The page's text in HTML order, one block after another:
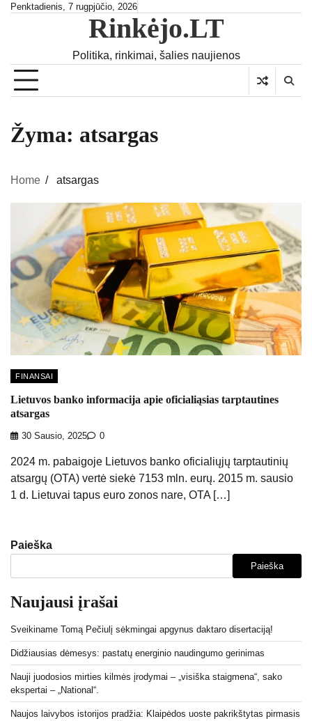
SkipPenktadienis, 7 rugpjūčio, 2026
Rinkėjo.LT
Politika, rinkimai, šalies naujienos
Žyma: atsargas
Home atsargas
FINANSAI
Lietuvos banko informacija apie oficialiąsias tarptautines
atsargas
30 Sausio, 2025 0
2024 m. pabaigoje Lietuvos banko oficialiųjų tarptautinių
atsargų (OTA) vertė siekė 7153 mln. eurų. 2015 m. sausio
1 d. Lietuvai tapus euro zonos nare, OTA […]
Paieška
Paieška
Naujausi įrašai
Sveikiname Tomą Pečiulį sėkmingai apgynus daktaro disertaciją!
Didžiausias dėmesys: pastatų energinio naudingumo gerinimas
Nauji juodosios mirties kilmės įrodymai – „visiška staigmena“, sako
ekspertai – „National“.
Naujos laivybos istorijos pradžia: Klaipėdos uoste pakrikštytas pirmasis